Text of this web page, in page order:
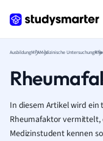
AusbildungMFAMedizinische Untersuchung
In diesem Artikel wird ein
Rheumafaktor vermittelt,
Medizinstudent kennen